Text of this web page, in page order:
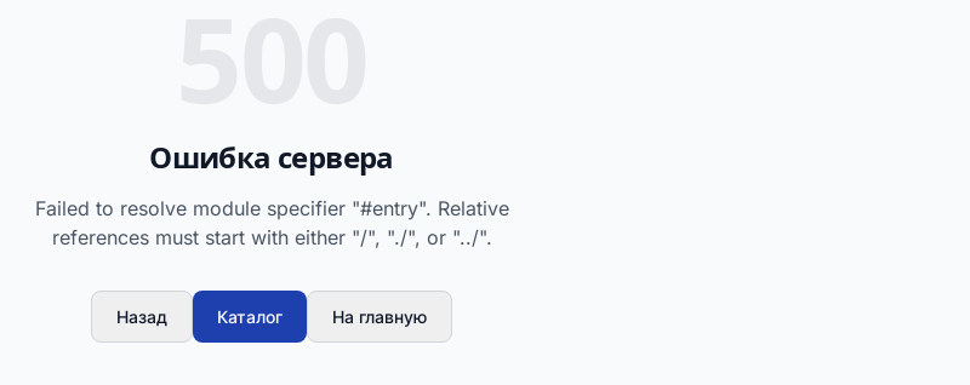
Ошибка сервера
Failed to resolve module specifier "#entry". Relative
references must start with either "/", "./", or "../".
Назад Каталог На главную